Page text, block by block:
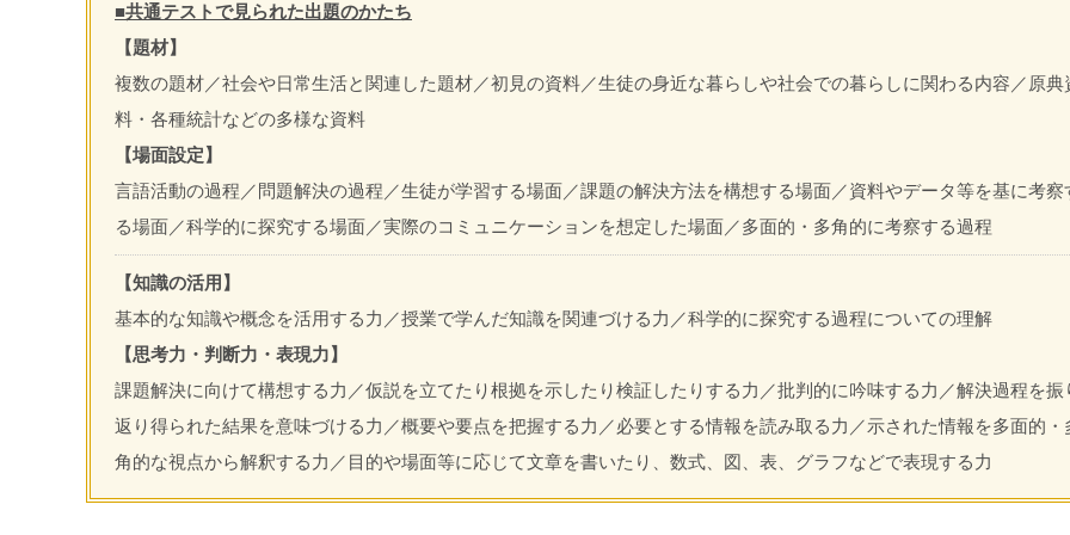
■共通テストで見られた出題のかたち
【題材】
複数の題材／社会や日常生活と関連した題材／初見の資料／生徒の身近な暮らしや社会での暮らしに関わる内容／原典
料・各種統計などの多様な資料
【場面設定】
言語活動の過程／問題解決の過程／生徒が学習する場面／課題の解決方法を構想する場面／資料やデータ等を基に考察
る場面／科学的に探究する場面／実際のコミュニケーションを想定した場面／多面的・多角的に考察する過程
【知識の活用】
基本的な知識や概念を活用する力／授業で学んだ知識を関連づける力／科学的に探究する過程についての理解
【思考力・判断力・表現力】
課題解決に向けて構想する力／仮説を立てたり根拠を示したり検証したりする力／批判的に吟味する力／解決過程を振
返り得られた結果を意味づける力／概要や要点を把握する力／必要とする情報を読み取る力／示された情報を多面的・
角的な視点から解釈する力／目的や場面等に応じて文章を書いたり、数式、図、表、グラフなどで表現する力